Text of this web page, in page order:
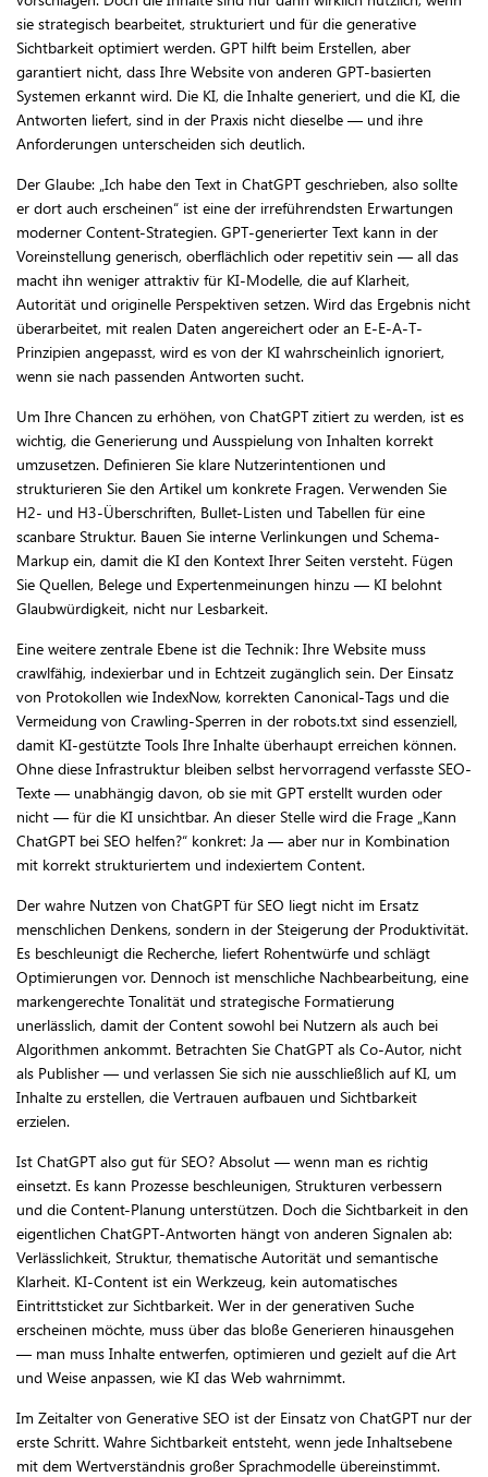
sie strategisch bearbeitet, strukturiert und für die generative
Sichtbarkeit optimiert werden. GPT hilft beim Erstellen, aber
garantiert nicht, dass Ihre Website von anderen GPT-basierten
Systemen erkannt wird. Die KI, die Inhalte generiert, und die KI, die
Antworten liefert, sind in der Praxis nicht dieselbe — und ihre
Anforderungen unterscheiden sich deutlich.
Der Glaube: „Ich habe den Text in ChatGPT geschrieben, also sollte
er dort auch erscheinen“ ist eine der irreführendsten Erwartungen
moderner Content-Strategien. GPT-generierter Text kann in der
Voreinstellung generisch, oberflächlich oder repetitiv sein — all das
macht ihn weniger attraktiv für KI-Modelle, die auf Klarheit,
Autorität und originelle Perspektiven setzen. Wird das Ergebnis nicht
überarbeitet, mit realen Daten angereichert oder an E-E-A-T-
Prinzipien angepasst, wird es von der KI wahrscheinlich ignoriert,
wenn sie nach passenden Antworten sucht.
Um Ihre Chancen zu erhöhen, von ChatGPT zitiert zu werden, ist es
wichtig, die Generierung und Ausspielung von Inhalten korrekt
umzusetzen. Definieren Sie klare Nutzerintentionen und
strukturieren Sie den Artikel um konkrete Fragen. Verwenden Sie
H2- und H3-Überschriften, Bullet-Listen und Tabellen für eine
scanbare Struktur. Bauen Sie interne Verlinkungen und Schema-
Markup ein, damit die KI den Kontext Ihrer Seiten versteht. Fügen
Sie Quellen, Belege und Expertenmeinungen hinzu — KI belohnt
Glaubwürdigkeit, nicht nur Lesbarkeit.
Eine weitere zentrale Ebene ist die Technik: Ihre Website muss
crawlfähig, indexierbar und in Echtzeit zugänglich sein. Der Einsatz
von Protokollen wie IndexNow, korrekten Canonical-Tags und die
Vermeidung von Crawling-Sperren in der robots.txt sind essenziell,
damit KI-gestützte Tools Ihre Inhalte überhaupt erreichen können.
Ohne diese Infrastruktur bleiben selbst hervorragend verfasste SEO-
Texte — unabhängig davon, ob sie mit GPT erstellt wurden oder
nicht — für die KI unsichtbar. An dieser Stelle wird die Frage „Kann
ChatGPT bei SEO helfen?“ konkret: Ja — aber nur in Kombination
mit korrekt strukturiertem und indexiertem Content.
Der wahre Nutzen von ChatGPT für SEO liegt nicht im Ersatz
menschlichen Denkens, sondern in der Steigerung der Produktivität.
Es beschleunigt die Recherche, liefert Rohentwürfe und schlägt
Optimierungen vor. Dennoch ist menschliche Nachbearbeitung, eine
markengerechte Tonalität und strategische Formatierung
unerlässlich, damit der Content sowohl bei Nutzern als auch bei
Algorithmen ankommt. Betrachten Sie ChatGPT als Co-Autor, nicht
als Publisher — und verlassen Sie sich nie ausschließlich auf KI, um
Inhalte zu erstellen, die Vertrauen aufbauen und Sichtbarkeit
erzielen.
Ist ChatGPT also gut für SEO? Absolut — wenn man es richtig
einsetzt. Es kann Prozesse beschleunigen, Strukturen verbessern
und die Content-Planung unterstützen. Doch die Sichtbarkeit in den
eigentlichen ChatGPT-Antworten hängt von anderen Signalen ab:
Verlässlichkeit, Struktur, thematische Autorität und semantische
Klarheit. KI-Content ist ein Werkzeug, kein automatisches
Eintrittsticket zur Sichtbarkeit. Wer in der generativen Suche
erscheinen möchte, muss über das bloße Generieren hinausgehen
— man muss Inhalte entwerfen, optimieren und gezielt auf die Art
und Weise anpassen, wie KI das Web wahrnimmt.
Im Zeitalter von Generative SEO ist der Einsatz von ChatGPT nur der
erste Schritt. Wahre Sichtbarkeit entsteht, wenn jede Inhaltsebene
mit dem Wertverständnis großer Sprachmodelle übereinstimmt.